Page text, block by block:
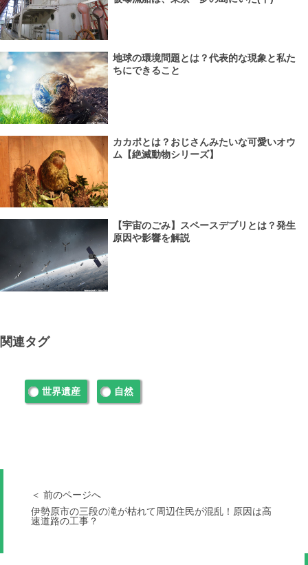
地球の環境問題とは？代表的な現象と私た
ちにできること
カカポとは？おじさんみたいな可愛いオウ
ム【絶滅動物シリーズ】
【宇宙のごみ】スペースデブリとは？発生
原因や影響を解説
関連タグ
世界遺産 自然
＜ 前のページへ
伊勢原市の三段の滝が枯れて周辺住民が混乱！原因は高
速道路の工事？